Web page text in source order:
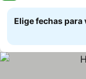
Elige fechas